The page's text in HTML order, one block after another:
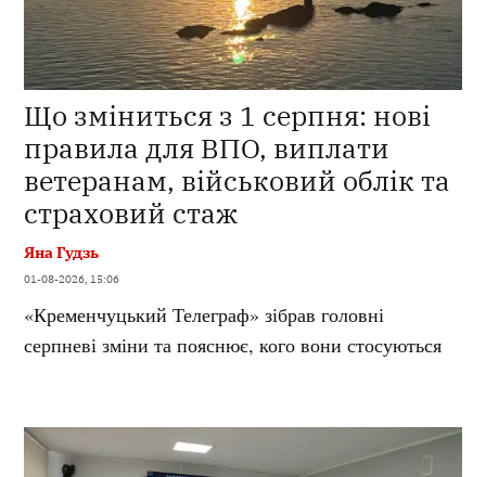
Що зміниться з 1 серпня: нові
правила для ВПО, виплати
ветеранам, військовий облік та
страховий стаж
Яна Гудзь
01-08-2026, 15:06
«Кременчуцький Телеграф» зібрав головні
серпневі зміни та пояснює, кого вони стосуються